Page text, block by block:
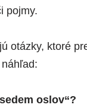
pojmy.
otázky, ktoré
oslov“?